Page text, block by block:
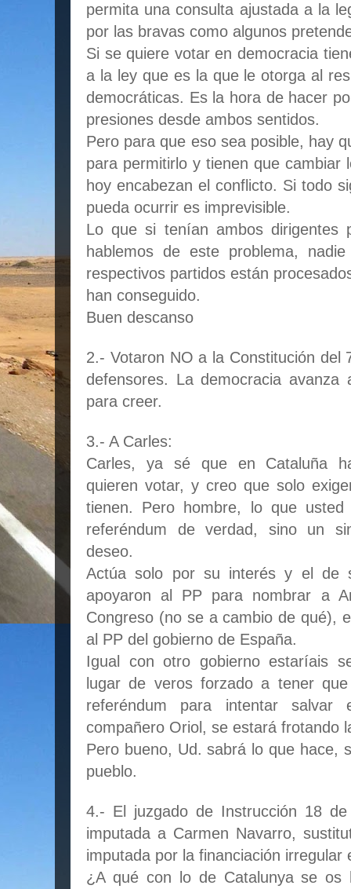
permita una consulta ajustada a la
por las bravas como algunos
Si se quiere votar en democracia
a la ley que es la que le otorga al
democráticas. Es la hora de hacer
presiones desde ambos sentidos.
Pero para que eso sea posible, hay
para permitirlo y tienen que cambiar
hoy encabezan el conflicto. Si todo
pueda ocurrir es imprevisible.
Lo que si tenían ambos dirigentes
hablemos de este problema,
respectivos partidos están
han conseguido.
Buen descanso
2.- Votaron NO a la Constitución del
defensores. La democracia avanza
para creer.
3.- A Carles:
Carles, ya sé que en Cataluña
quieren votar, y creo que solo
tienen. Pero hombre, lo que
referéndum de verdad, sino un
deseo.
Actúa solo por su interés y el de
apoyaron al PP para nombrar a
Congreso (no se a cambio de qué),
al PP del gobierno de España.
Igual con otro gobierno estaríais
lugar de veros forzado a tener
referéndum para intentar
compañero Oriol, se estará frotando
Pero bueno, Ud. sabrá lo que hace,
pueblo.
4.- El juzgado de Instrucción 18
imputada a Carmen Navarro,
imputada por la financiación irregular
¿A qué con lo de Catalunya se os